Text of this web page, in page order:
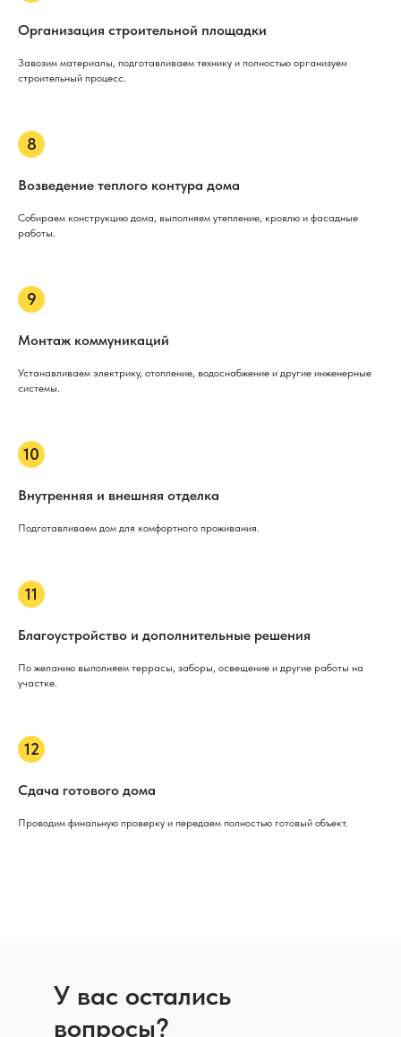
Организация строительной площадки
Завозим материалы, подготавливаем технику и полностью организуем
строительный процесс.
Возведение теплого контура дома
Собираем конструкцию дома, выполняем утепление, кровлю и фасадные
работы.
Монтаж коммуникаций
Устанавливаем электрику, отопление, водоснабжение и другие инженерные
системы.
Внутренняя и внешняя отделка
Подготавливаем дом для комфортного проживания.
Благоустройство и дополнительные решения
По желанию выполняем террасы, заборы, освещение и другие работы на
участке.
Сдача готового дома
Проводим финальную проверку и передаем полностью готовый объект.
У вас остались
вопросы?